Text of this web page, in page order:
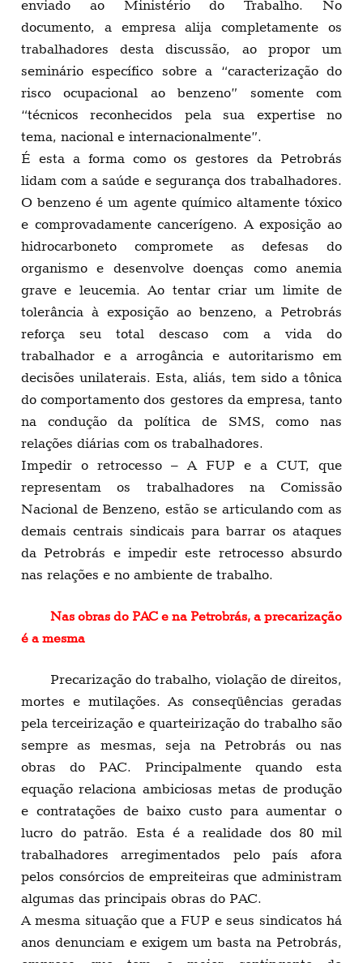
enviado ao Ministério do Trabalho. No
documento, a empresa alija completamente os
trabalhadores desta discussão, ao propor um
seminário específico sobre a “caracterização do
risco ocupacional ao benzeno” somente com
“técnicos reconhecidos pela sua expertise no
tema, nacional e internacionalmente”.
É esta a forma como os gestores da Petrobrás
lidam com a saúde e segurança dos trabalhadores.
O benzeno é um agente químico altamente tóxico
e comprovadamente cancerígeno. A exposição ao
hidrocarboneto compromete as defesas do
organismo e desenvolve doenças como anemia
grave e leucemia. Ao tentar criar um limite de
tolerância à exposição ao benzeno, a Petrobrás
reforça seu total descaso com a vida do
trabalhador e a arrogância e autoritarismo em
decisões unilaterais. Esta, aliás, tem sido a tônica
do comportamento dos gestores da empresa, tanto
na condução da política de SMS, como nas
relações diárias com os trabalhadores.
Impedir o retrocesso – A FUP e a CUT, que
representam os trabalhadores na Comissão
Nacional de Benzeno, estão se articulando com as
demais centrais sindicais para barrar os ataques
da Petrobrás e impedir este retrocesso absurdo
nas relações e no ambiente de trabalho.
Nas obras do PAC e na Petrobrás, a precarização
é a mesma
Precarização do trabalho, violação de direitos,
mortes e mutilações. As conseqüências geradas
pela terceirização e quarteirização do trabalho são
sempre as mesmas, seja na Petrobrás ou nas
obras do PAC. Principalmente quando esta
equação relaciona ambiciosas metas de produção
e contratações de baixo custo para aumentar o
lucro do patrão. Esta é a realidade dos 80 mil
trabalhadores arregimentados pelo país afora
pelos consórcios de empreiteiras que administram
algumas das principais obras do PAC.
A mesma situação que a FUP e seus sindicatos há
anos denunciam e exigem um basta na Petrobrás,